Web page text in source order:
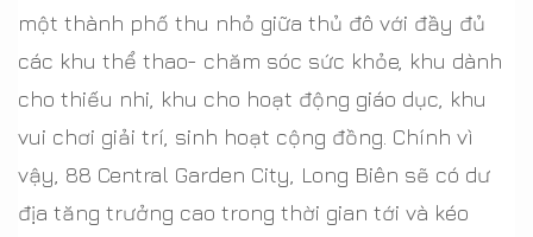
một thành phố thu nhỏ giữa thủ đô với đầy đủ
các khu thể thao- chăm sóc sức khỏe, khu dành
cho thiếu nhi, khu cho hoạt động giáo dục, khu
vui chơi giải trí, sinh hoạt cộng đồng. Chính vì
vậy, 88 Central Garden City, Long Biên sẽ có dư
địa tăng trưởng cao trong thời gian tới và kéo